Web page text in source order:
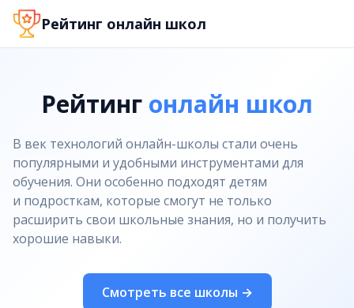
Рейтинг онлайн школ
Рейтинг онлайн школ
В век технологий онлайн-школы стали очень
популярными и удобными инструментами для
обучения. Они особенно подходят детям
и подросткам, которые смогут не только
расширить свои школьные знания, но и получить
хорошие навыки.
Смотреть все школы →